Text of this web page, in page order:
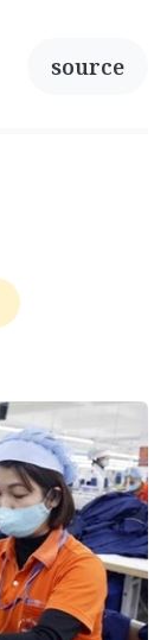
source